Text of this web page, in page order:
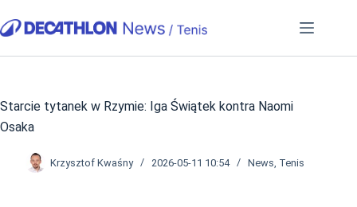
do
Starcie tytanek w Rzymie: Iga Świątek kontra Naomi
Osaka
Krzysztof Kwaśny 2026-05-11 10:54 News Tenis